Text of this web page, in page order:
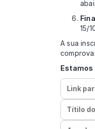
15/
A sua
Estamos
Link
Títilo do
Ano de